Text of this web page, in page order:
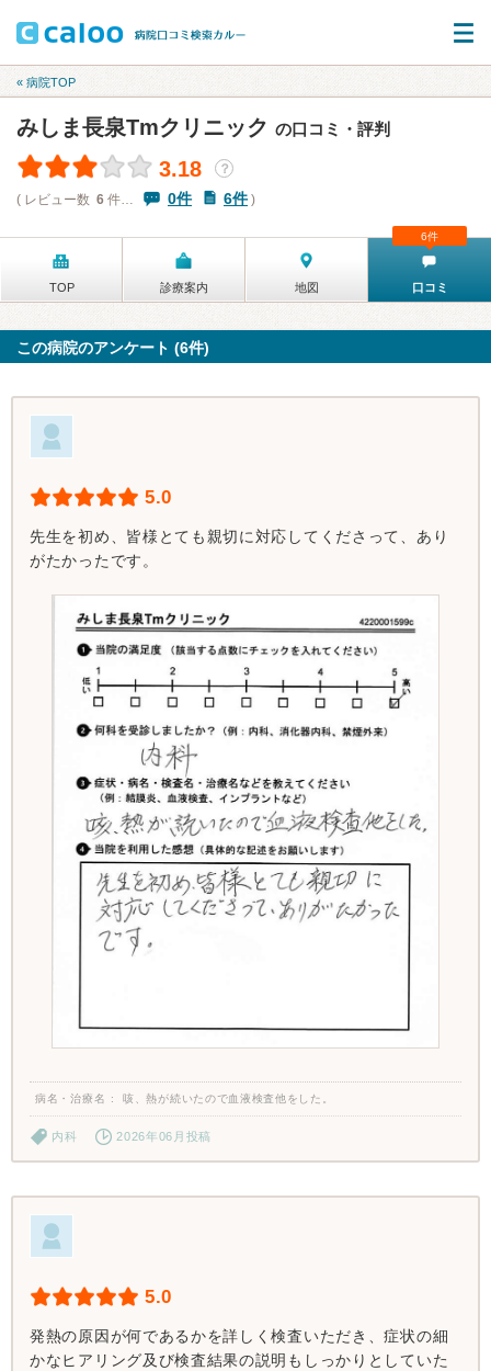
« 病院TOP
みしま長泉Tmクリニック の口コミ・評判
3.18
？
( レビュー数 6 件… 0件 6件)
TOP 診療案内 地図 口コミ
6件
この病院のアンケート (6件)
5.0
先生を初め、皆様とても親切に対応してくださって、あり
がたかったです。
病名・治療名 咳、熱が続いたので血液検査他をした。
内科 2026年06月投稿
5.0
発熱の原因が何であるかを詳しく検査いただき、症状の細
かなヒアリング及び検査結果の説明もしっかりとしていた